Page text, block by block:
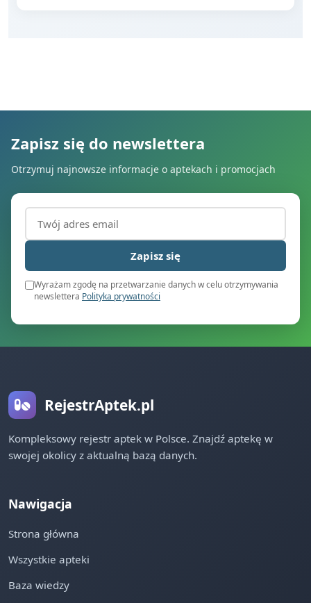
Zapisz się do newslettera
Otrzymuj najnowsze informacje o aptekach i promocjach
Adres email (wymagany)
Zapisz się
Wyrażam zgodę na przetwarzanie danych w celu otrzymywania
newslettera Polityka prywatności
RejestrAptek.pl
Kompleksowy rejestr aptek w Polsce. Znajdź aptekę w
swojej okolicy z aktualną bazą danych.
Nawigacja
Strona główna
Wszystkie apteki
Baza wiedzy